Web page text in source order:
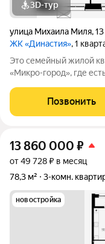
3D-тур
улица Михаила Миля,13
ЖК «Династия», 1
Это семейный жилой
«Микро-город», где
части города, в 15
"Авиастроительная", с
Позвонить
13 860 000 ₽
от 49 728 ₽ в месяц
78,3 м²
3-комн.
новостройка